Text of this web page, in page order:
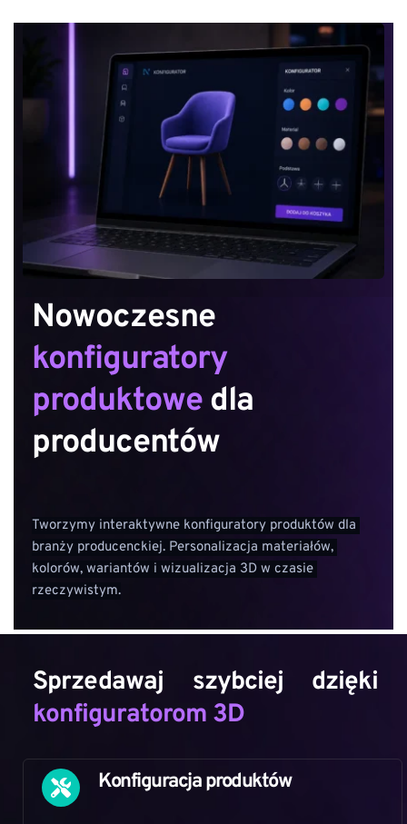
konfiguratory
produktowe dla
producentów
Tworzymy interaktywne konfiguratory produktów dla
branży producenckiej. Personalizacja materiałów,
kolorów, wariantów i wizualizacja 3D w czasie
rzeczywistym.
konfiguratorom 3D
Konfiguracja produktów